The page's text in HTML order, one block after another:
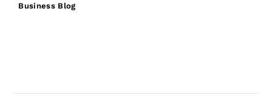
Business Blog